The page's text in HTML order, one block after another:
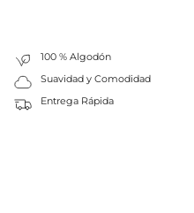
100 % Algodón
Suavidad y Comodidad
Entrega Rápida